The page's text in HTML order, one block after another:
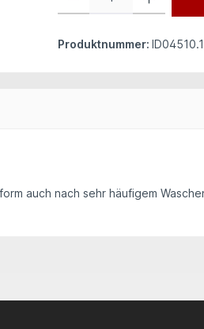
Produktnummer:
auch nach sehr häufigem